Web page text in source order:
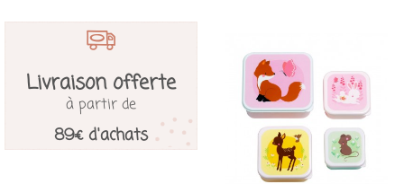
Livraison offerte
à partir de
89€ d'achats